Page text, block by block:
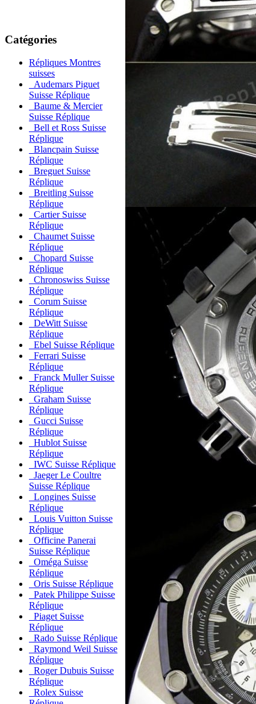
Catégories
Répliques Montres
suisses
Audemars Piguet
Suisse Réplique
Baume & Mercier
Suisse Réplique
Bell et Ross Suisse
Réplique
Blancpain Suisse
Réplique
Breguet Suisse
Réplique
Breitling Suisse
Réplique
Cartier Suisse
Réplique
Chaumet Suisse
Réplique
Chopard Suisse
Réplique
Chronoswiss Suisse
Réplique
Corum Suisse
Réplique
DeWitt Suisse
Réplique
Ebel Suisse Réplique
Ferrari Suisse
Réplique
Franck Muller Suisse
Réplique
Graham Suisse
Réplique
Gucci Suisse
Réplique
Hublot Suisse
Réplique
IWC Suisse Réplique
Jaeger Le Coultre
Suisse Réplique
Longines Suisse
Réplique
Louis Vuitton Suisse
Réplique
Officine Panerai
Suisse Réplique
Oméga Suisse
Réplique
Oris Suisse Réplique
Patek Philippe Suisse
Réplique
Piaget Suisse
Réplique
Rado Suisse Réplique
Raymond Weil Suisse
Réplique
Roger Dubuis Suisse
Réplique
Rolex Suisse